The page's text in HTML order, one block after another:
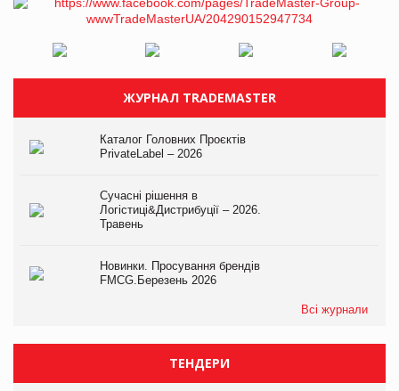
ЖУРНАЛ TRADEMASTER
Каталог Головних Проєктів
PrivateLabel – 2026
Сучасні рішення в
Логістиці&Дистрибуції – 2026.
Травень
Новинки. Просування брендів
FMCG.Березень 2026
Всі журнали
ТЕНДЕРИ